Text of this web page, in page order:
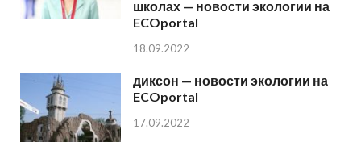
школах — новости экологии на
ECOportal
18.09.2022
диксон — новости экологии на
ECOportal
17.09.2022